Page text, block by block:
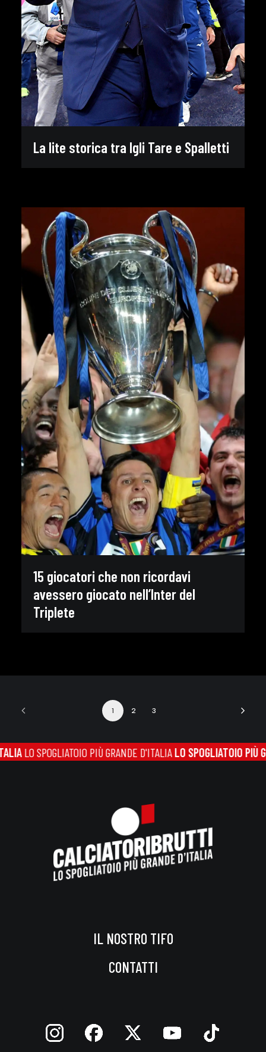
La lite storica tra Igli Tare e Spalletti
15 giocatori che non ricordavi
avessero giocato nell’Inter del
Triplete
1 2 3
PIÙ GRANDE D'ITALIALO SPOGLIATOIO PIÙ GRANDE D'ITALIA
IL NOSTRO TIFO
CONTATTI